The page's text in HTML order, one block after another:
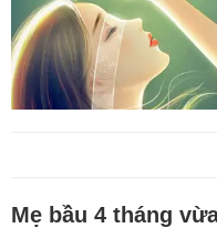
Mẹ bầu 4 tháng